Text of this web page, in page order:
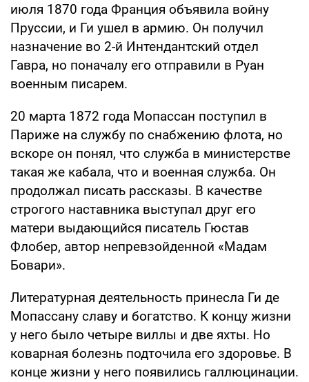
июля 1870 года Франция объявила войну
Пруссии, и Ги ушел в армию. Он получил
назначение во 2-й Интендантский отдел
Гавра, но поначалу его отправили в Руан
военным писарем.
20 марта 1872 года Мопассан поступил в
Париже на службу по снабжению флота, но
вскоре он понял, что служба в министерстве
такая же кабала, что и военная служба. Он
продолжал писать рассказы. В качестве
строгого наставника выступал друг его
матери выдающийся писатель Гюстав
Флобер, автор непревзойденной «Мадам
Бовари».
Литературная деятельность принесла Ги де
Мопассану славу и богатство. К концу жизни
у него было четыре виллы и две яхты. Но
коварная болезнь подточила его здоровье. В
конце жизни у него появились галлюцинации.